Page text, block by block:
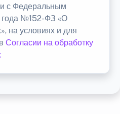
с Федеральным
года №152-ФЗ «О
на условиях и для
Согласии на обработку